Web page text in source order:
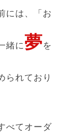
には、「お
緒に夢を
られており
べてオーダ